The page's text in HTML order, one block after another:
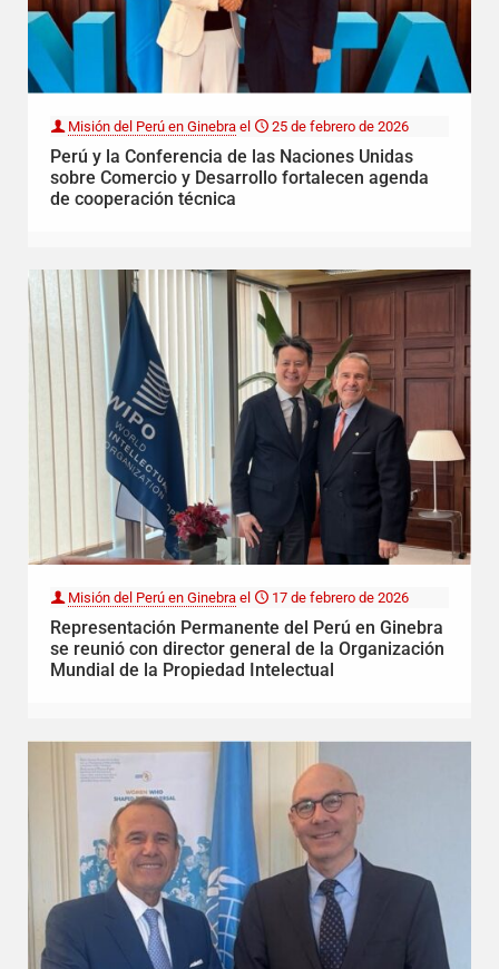
Misión del Perú en Ginebra el 25 de febrero de 2026
Perú y la Conferencia de las Naciones Unidas
sobre Comercio y Desarrollo fortalecen agenda
de cooperación técnica
Misión del Perú en Ginebra el 17 de febrero de 2026
Representación Permanente del Perú en Ginebra
se reunió con director general de la Organización
Mundial de la Propiedad Intelectual